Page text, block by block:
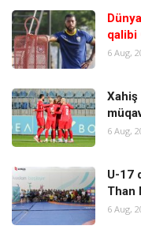
qalibi
6 Aug,
6 Aug,
U-17
Than
6 Aug,